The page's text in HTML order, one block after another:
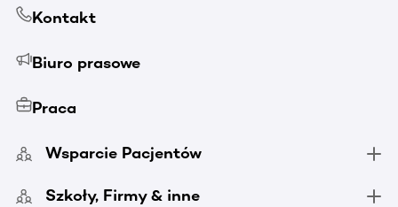
Kontakt
Biuro prasowe
Praca
Wsparcie Pacjentów
Szkoły, Firmy & inne